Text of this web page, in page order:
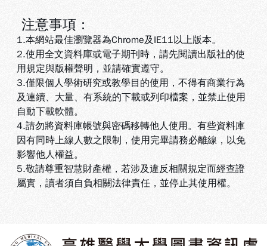
注意事項：
1.本網站最佳瀏覽器為Chrome及IE11以上版本。
2.使用全文資料庫或電子期刊時，請先閱讀出版社的使
用規定與版權聲明，並請確實遵守。
3.僅限個人學術研究或教學目的使用，不得有商業行為
及連續、大量、有系統的下載或列印檔案，並禁止使用
自動下載軟體。
4.請勿將資料庫帳號與密碼移轉他人使用。有些資料庫
因有同時上線人數之限制，使用完畢請務必離線，以免
影響他人權益。
5.敬請尊重智慧財產權，若涉及違反相關規定而經查證
屬實，讀者須自負相關法律責任，並停止其使用權。